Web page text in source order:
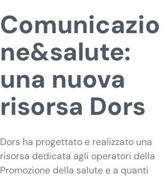
Comunicazio
ne&salute:
una nuova
risorsa Dors
Dors ha progettato e realizzato una
risorsa dedicata agli operatori della
Promozione della salute e a quanti